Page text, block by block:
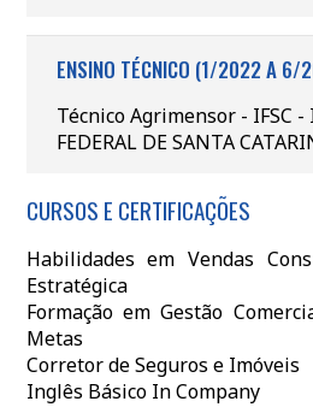
ENSINO TÉCNICO (1/2022 A 6/
Técnico Agrimensor - IFSC
FEDERAL DE SANTA
CURSOS E CERTIFICAÇÕES
Habilidades em Vendas
Estratégica
Formação em Gestão
Metas
Corretor de Seguros e Imóveis
Inglês Básico In Company